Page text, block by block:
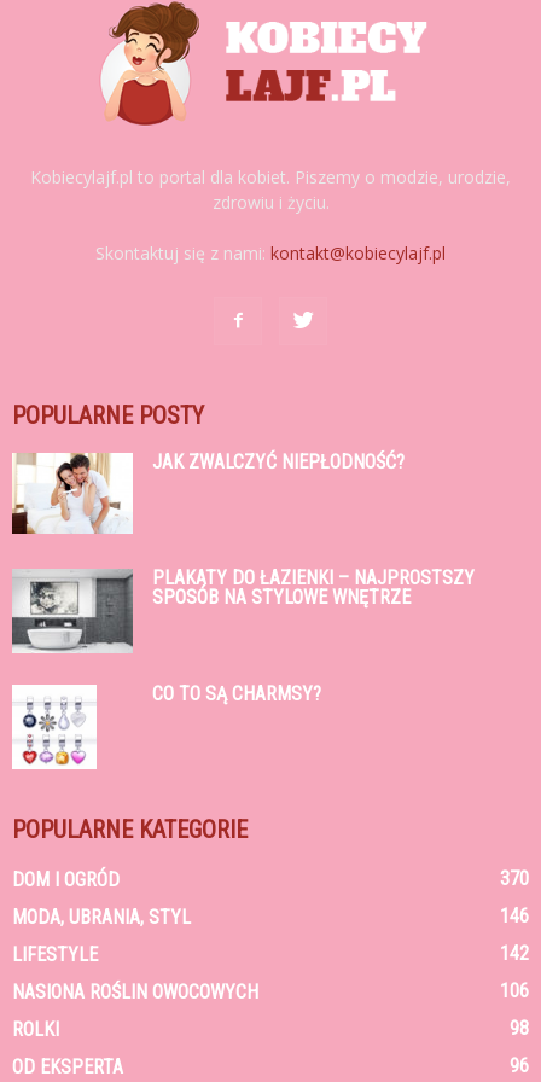
Kobiecylajf.pl to portal dla kobiet. Piszemy o modzie, urodzie,
zdrowiu i życiu.
Skontaktuj się z nami: kontakt@kobiecylajf.pl
POPULARNE POSTY
JAK ZWALCZYĆ NIEPŁODNOŚĆ?
PLAKATY DO ŁAZIENKI – NAJPROSTSZY
SPOSÓB NA STYLOWE WNĘTRZE
CO TO SĄ CHARMSY?
POPULARNE KATEGORIE
DOM I OGRÓD
370
MODA, UBRANIA, STYL
146
LIFESTYLE
142
NASIONA ROŚLIN OWOCOWYCH
106
ROLKI
98
OD EKSPERTA
96